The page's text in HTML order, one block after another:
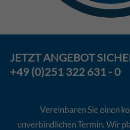
JETZTANGEBOT
+49 (0)251 322 631 - 0
Vereinbaren Sie einen
unverbindlichen Termin. Wir